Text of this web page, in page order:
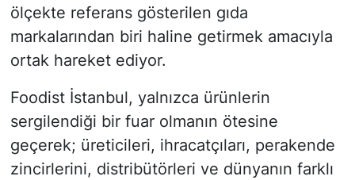
ölçekte referans gösterilen gıda
markalarından biri haline getirmek amacıyla
ortak hareket ediyor.
Foodist İstanbul, yalnızca ürünlerin
sergilendiği bir fuar olmanın ötesine
geçerek; üreticileri, ihracatçıları, perakende
zincirlerini, distribütörleri ve dünyanın farklı